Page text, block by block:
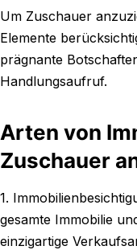
Um Zuschauer
Elemente
prägnante
Handlungsaufruf.
Arten von
Zuschauer
1.
gesamte Immobilie
einzigartige